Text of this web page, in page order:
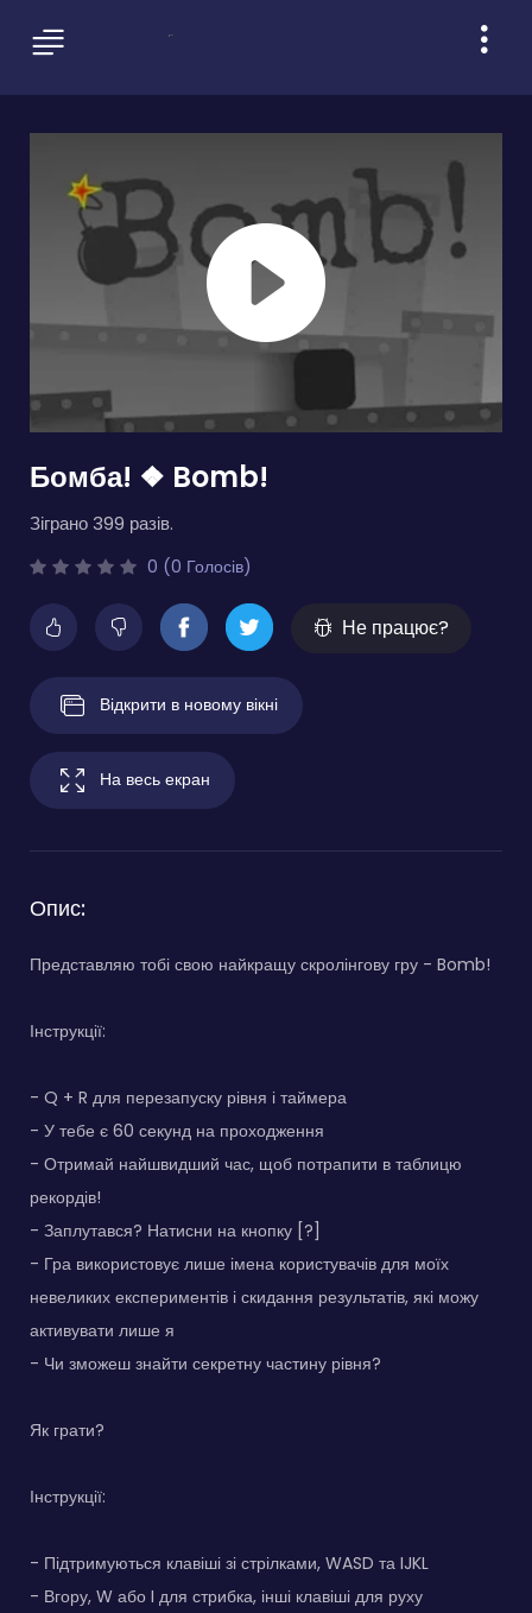
Бомба! ❖ Bomb!
Зіграно 399 разів.
0 (0 Голосів)
Не працює?
Відкрити в новому вікні
На весь екран
Опис:
Представляю тобі свою найкращу скролінгову гру - Bomb!
Інструкції:
- Q + R для перезапуску рівня і таймера
- У тебе є 60 секунд на проходження
- Отримай найшвидший час, щоб потрапити в таблицю
рекордів!
- Заплутався? Натисни на кнопку [?]
- Гра використовує лише імена користувачів для моїх
невеликих експериментів і скидання результатів, які можу
активувати лише я
- Чи зможеш знайти секретну частину рівня?
Як грати?
Інструкції:
- Підтримуються клавіші зі стрілками, WASD та IJKL
- Вгору, W або I для стрибка, інші клавіші для руху